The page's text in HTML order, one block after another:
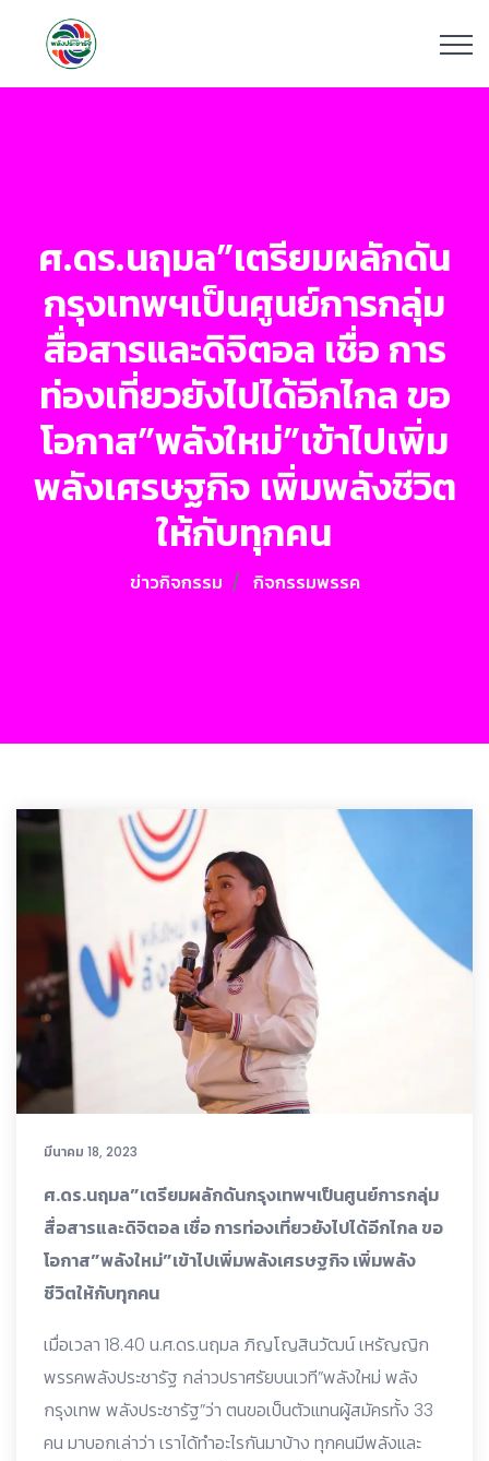
ศ.ดร.นฤมล”เตรียมผลักดัน
กรุงเทพฯเป็นศูนย์การกลุ่ม
สื่อสารและดิจิตอล เชื่อ การ
ท่องเที่ยวยังไปได้อีกไกล ขอ
โอกาส”พลังใหม่”เข้าไปเพิ่ม
พลังเศรษฐกิจ เพิ่มพลังชีวิต
ให้กับทุกคน
ข่าวกิจกรรม กิจกรรมพรรค
มีนาคม 18, 2023
ศ.ดร.นฤมล”เตรียมผลักดันกรุงเทพฯเป็นศูนย์การกลุ่ม
สื่อสารและดิจิตอล เชื่อ การท่องเที่ยวยังไปได้อีกไกล ขอ
โอกาส”พลังใหม่”เข้าไปเพิ่มพลังเศรษฐกิจ เพิ่มพลัง
ชีวิตให้กับทุกคน
เมื่อเวลา 18.40 น.ศ.ดร.นฤมล ภิญโญสินวัฒน์ เหรัญญิก
พรรคพลังประชารัฐ กล่าวปราศรัยบนเวที”พลังใหม่ พลัง
กรุงเทพ พลังประชารัฐ”ว่า ตนขอเป็นตัวแทนผู้สมัครทั้ง 33
คน มาบอกเล่าว่า เราได้ทำอะไรกันมาบ้าง ทุกคนมีพลังและ